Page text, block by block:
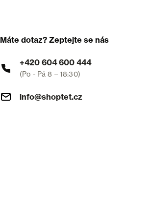
Máte dotaz? Zeptejte se nás
+420 604 600 444
(Po - Pá 8 – 18:30)
info@shoptet.cz